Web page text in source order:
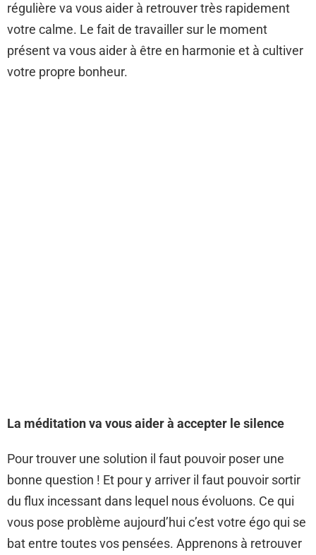
régulière va vous aider à retrouver très rapidement
votre calme. Le fait de travailler sur le moment
présent va vous aider à être en harmonie et à cultiver
votre propre bonheur.
La méditation va vous aider à accepter le silence
Pour trouver une solution il faut pouvoir poser une
bonne question ! Et pour y arriver il faut pouvoir sortir
du flux incessant dans lequel nous évoluons. Ce qui
vous pose problème aujourd’hui c’est votre égo qui se
bat entre toutes vos pensées. Apprenons à retrouver